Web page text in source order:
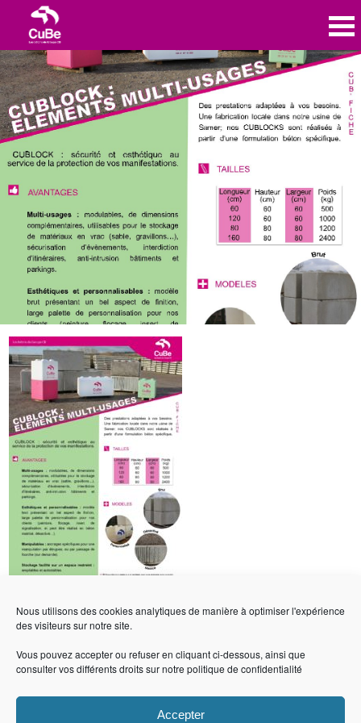
Nous utilisons des cookies analytiques de manière à optimiser l'expérience
des visiteurs sur notre site.
Vous pouvez accepter ou refuser en cliquant ci-dessous, ainsi que
consulter vos différents droits sur notre politique de confidentialité
Accepter
CuBe
Les bétons du Groupe CB